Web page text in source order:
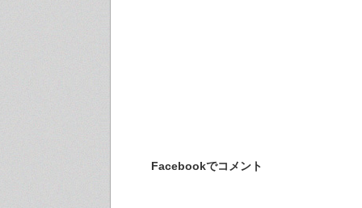
Facebookでコメント